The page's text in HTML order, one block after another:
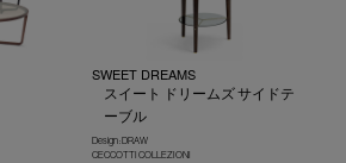
SWEET DREAMS
スイート ドリームズ サイドテ
ーブル
Design : DRAW
CECCOTTI COLLEZIONI